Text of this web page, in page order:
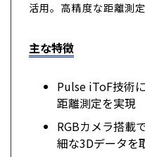
活用。高精度な距離測
主な特徴
Pulse iToF技術
距離測定を実現
RGBカメラ搭載
細な3Dデータを